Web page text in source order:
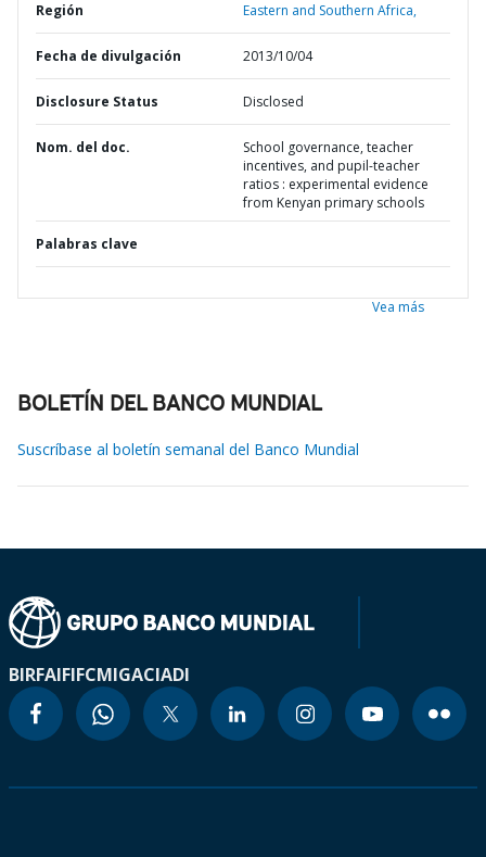
Región Eastern and Southern Africa,
Fecha de divulgación 2013/10/04
Disclosure Status Disclosed
Nom. del doc.
School governance, teacher
incentives, and pupil-teacher
ratios : experimental evidence
from Kenyan primary schools
Palabras clave
Vea más
BOLETÍN DEL BANCO MUNDIAL
Suscríbase al boletín semanal del Banco Mundial
BIRFAIFIFCMIGACIADI